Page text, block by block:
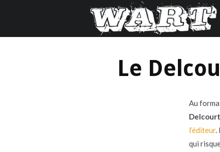
Le
Au
l’éditeur.
qui